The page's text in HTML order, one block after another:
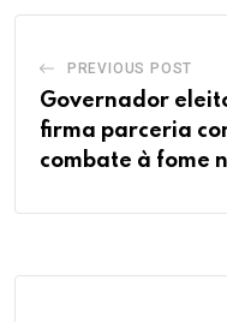
PREVIOUS POST
Governador
firma parceria
combate à fome